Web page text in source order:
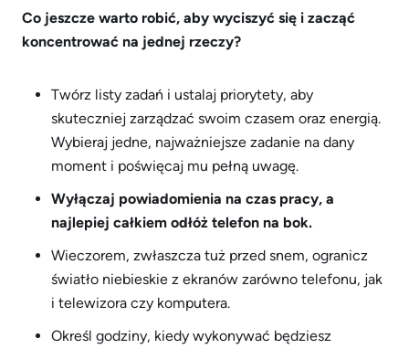
Co jeszcze warto robić, aby wyciszyć się i zacząć
koncentrować na jednej rzeczy?
Twórz listy zadań i ustalaj priorytety, aby
skuteczniej zarządzać swoim czasem oraz energią.
Wybieraj jedne, najważniejsze zadanie na dany
moment i poświęcaj mu pełną uwagę.
Wyłączaj powiadomienia na czas pracy, a
najlepiej całkiem odłóż telefon na bok.
Wieczorem, zwłaszcza tuż przed snem, ogranicz
światło niebieskie z ekranów zarówno telefonu, jak
i telewizora czy komputera.
Określ godziny, kiedy wykonywać będziesz